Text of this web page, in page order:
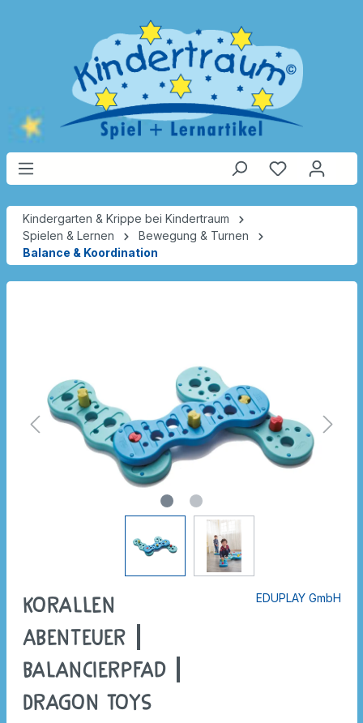
Kindergarten & Krippe bei Kindertraum
Spielen & Lernen
Bewegung & Turnen
Balance & Koordination
Korallen
Abenteuer |
Balancierpfad |
Dragon Toys
EDUPLAY GmbH